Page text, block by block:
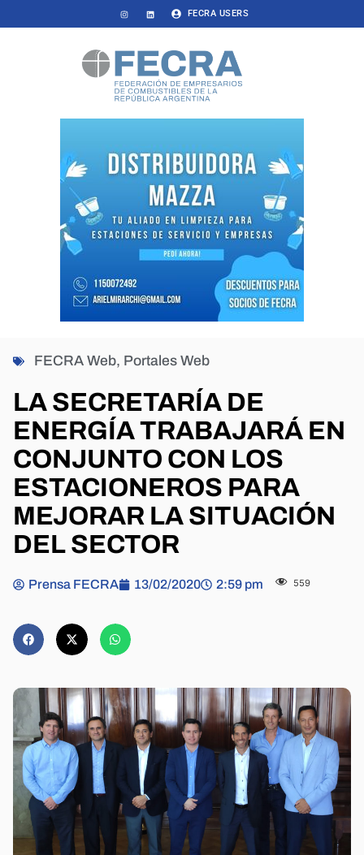
FECRA USERS
FECRA Web, Portales Web
LA SECRETARÍA DE
ENERGÍA TRABAJARÁ EN
CONJUNTO CON LOS
ESTACIONEROS PARA
MEJORAR LA SITUACIÓN
DEL SECTOR
Prensa FECRA 13/02/2020 2:59 pm 559